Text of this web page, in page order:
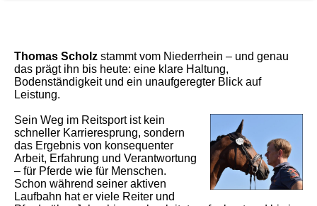
Thomas Scholz stammt vom Niederrhein – und genau
das prägt ihn bis heute: eine klare Haltung,
Bodenständigkeit und ein unaufgeregter Blick auf
Leistung.
Sein Weg im Reitsport ist kein
schneller Karrieresprung, sondern
das Ergebnis von konsequenter
Arbeit, Erfahrung und Verantwortung
– für Pferde wie für Menschen.
Schon während seiner aktiven
Laufbahn hat er viele Reiter und